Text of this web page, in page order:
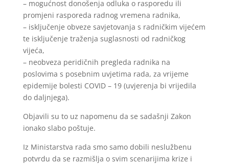
– mogućnost donošenja odluka o rasporedu ili
promjeni rasporeda radnog vremena radnika,
– isključenje obveze savjetovanja s radničkim vijećem
te isključenje traženja suglasnosti od radničkog
vijeća,
– neobveza peridičnih pregleda radnika na
poslovima s posebnim uvjetima rada, za vrijeme
epidemije bolesti COVID – 19 (uvjerenja bi vrijedila
do daljnjega).
Objavili su to uz napomenu da se sadašnji Zakon
ionako slabo poštuje.
Iz Ministarstva rada smo samo dobili neslužbenu
potvrdu da se razmišlja o svim scenarijima krize i